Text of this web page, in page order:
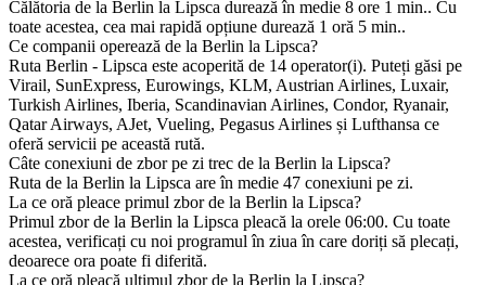
Călătoria de la Berlin la Lipsca durează în medie 8 ore 1 min.. Cu
toate acestea, cea mai rapidă opțiune durează 1 oră 5 min..
Ce companii operează de la Berlin la Lipsca?
Ruta Berlin - Lipsca este acoperită de 14 operator(i). Puteți găsi pe
Virail, SunExpress, Eurowings, KLM, Austrian Airlines, Luxair,
Turkish Airlines, Iberia, Scandinavian Airlines, Condor, Ryanair,
Qatar Airways, AJet, Vueling, Pegasus Airlines și Lufthansa ce
oferă servicii pe această rută.
Câte conexiuni de zbor pe zi trec de la Berlin la Lipsca?
Ruta de la Berlin la Lipsca are în medie 47 conexiuni pe zi.
La ce oră pleace primul zbor de la Berlin la Lipsca?
Primul zbor de la Berlin la Lipsca pleacă la orele 06:00. Cu toate
acestea, verificați cu noi programul în ziua în care doriți să plecați,
deoarece ora poate fi diferită.
La ce oră pleacă ultimul zbor de la Berlin la Lipsca?